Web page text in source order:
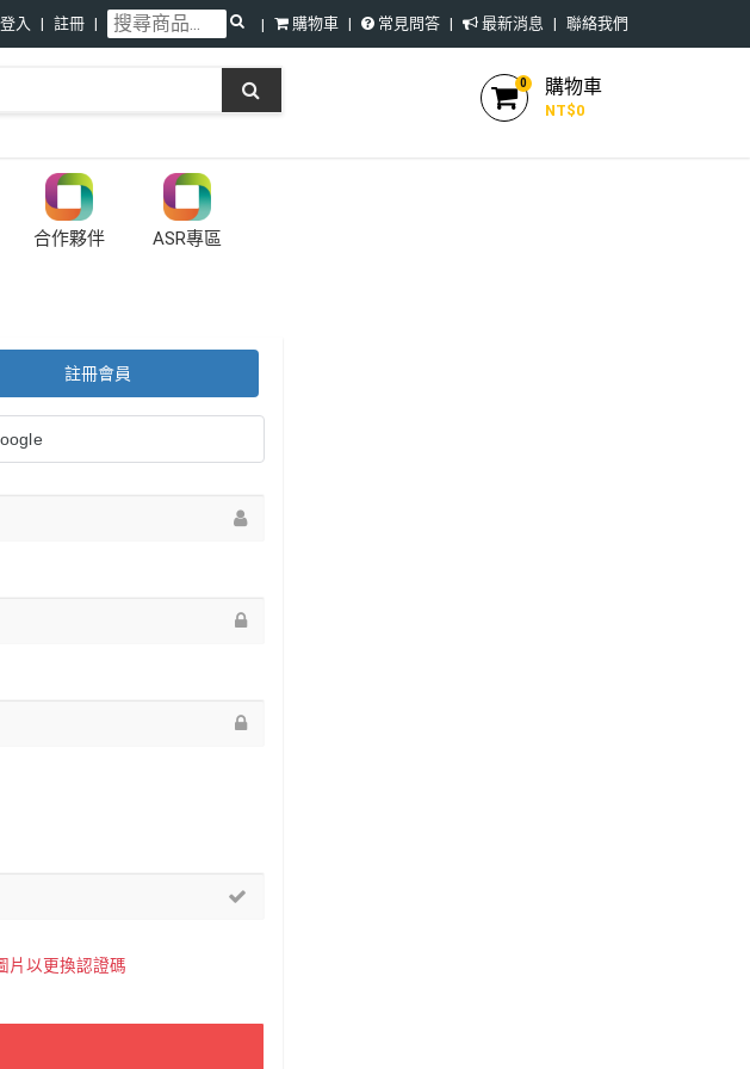
登入 註冊 購物車 常見問答 最新消息 聯絡我們
0 購物車
NT$0
合作夥伴 ASR專區
註冊會員
片以更換認證碼